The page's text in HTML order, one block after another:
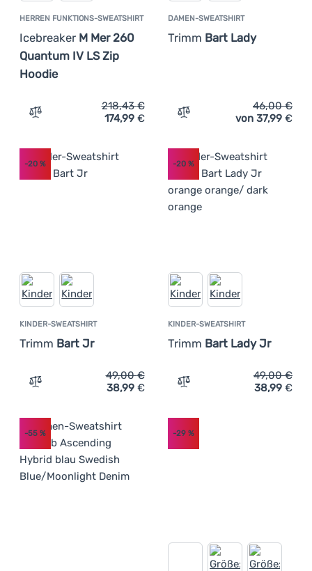
HERREN FUNKTIONS-SWEATSHIRT
Icebreaker M Mer 260
Quantum IV LS Zip
Hoodie
Zum Vergleich 'Herren Funktions-Sweatshirt
218,43€
174,99 €
DAMEN-SWEATSHIRT
Trimm Bart Lady
Zum Vergleich 'Damen-
46,00€
von 37,99 €
KINDER-SWEATSHIRT
Trimm Bart Jr
-20 %
Zum Vergleich 'Kinder-Sweatshirt Trimm Bart Jr'
49,00€
38,99 €
KINDER-SWEATSHIRT
Trimm Bart Lady Jr
-20%
Zum Vergleich 'Kinder-
49,00€
38,99 €
-55 % -29%